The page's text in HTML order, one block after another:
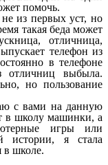
помочь.
из первых уст, но
такая беда может
отличница,
телефон из
в телефоне
отличниц выбыла.
но пользование
с вами на данную
в школу машинки, а
игры или
истории, я стала
в школе.